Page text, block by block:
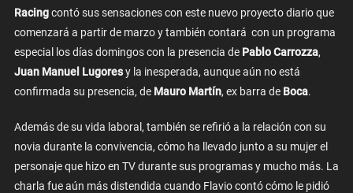
Racingcontó sus sensaciones con este nuevo proyecto diario que
comenzará a partir de marzo y también contará con un programa
especial los días domingos con la presencia de Pablo Carrozza,
Juan Manuel Lugoresy la inesperada, aunque aún no está
confirmada su presencia, de Mauro Martín, ex barra de Boca.
Además de su vida laboral, también se refirió a la relación con su
novia durante la convivencia, cómo ha llevado junto a su mujer el
personaje que hizo en TV durante sus programas y mucho más. La
charla fue aún más distendida cuando Flavio contó cómo le pidió